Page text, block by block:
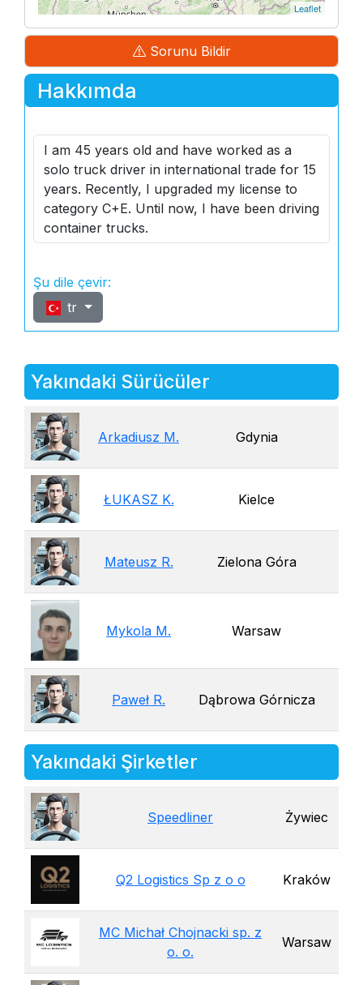
Leaflet
Sorunu Bildir
Hakkımda
I am 45 years old and have worked as a
solo truck driver in international trade for 15
years. Recently, I upgraded my license to
category C+E. Until now, I have been driving
container trucks.
Şu dile çevir:
tr
Yakındaki Sürücüler
Arkadiusz M. Gdynia
ŁUKASZ K. Kielce
Mateusz R. Zielona Góra
Mykola M. Warsaw
Paweł R. Dąbrowa Górnicza
Yakındaki Şirketler
Speedliner Żywiec
Q2 Logistics Sp z o o Kraków
MC Michał Chojnacki sp. z
o. o.
Warsaw